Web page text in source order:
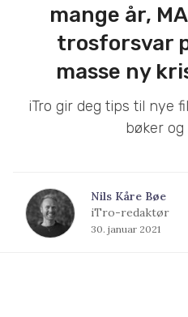
mange år,
trosforsvar
masse ny
iTro gir deg tips til nye
bøker og
Nils Kåre Bøe
iTro-redaktør
30. januar 2021